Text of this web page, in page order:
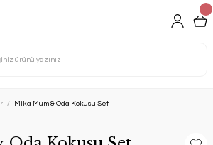
Mika Mum & Oda Kokusu Set